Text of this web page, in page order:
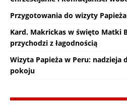
Przygotowania do wizyty
Kard. Makrickas w święto Matki
przychodzi z łagodnością
Wizyta Papieża w Peru: nadzieja
pokoju